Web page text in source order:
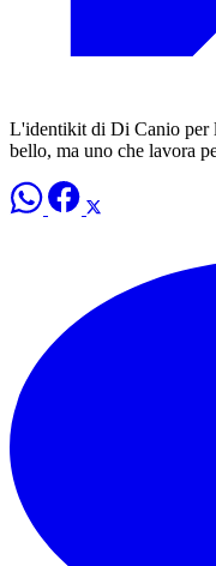
L'identikit di Di Canio per
bello, ma uno che lavora